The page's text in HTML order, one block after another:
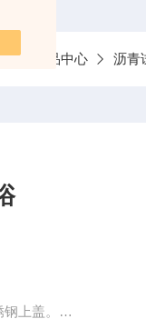
产品中心 沥青
上盖。